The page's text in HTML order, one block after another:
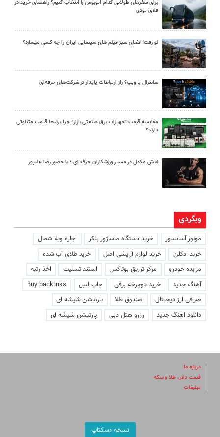
برای سفرهای طولانی کدام اتوبوس را انتخاب کنیم؟ راهنمای خرید در
فلای تودی
لو رفت! فضای سبز فیلم های سینمایی ایران را چه کسی میسازد؟
سانترال یا ویپ؟ راز ارتباطات پایدار در شرکت‌های حرفه‌ای
مقایسه قیمت تجهیزات برق صنعتی بازار؛ چرا برندها قیمت متفاوتی
دارند؟
نقش مکمل در مسیر ورزشکاران حرفه ای ؛ با حضور رضا علیپور
وبگردی
موتور آسانسور خرید دستگاه ماساژور بلکر
اجاره ویلا شمال
خرید ادکلن
خرید لوازم آرایشی اصل
خرید طلای آب شده
مزایده خودرو
مرکز تزریق بوتاکس استند تسلیت
اخذ رتبه
آهنگ جدید
خرید دوچرخه برقی چاپ لیبل
Buy backlinks
صرافی ارز دیجیتال
صندوق طلا
پارتیشن شیشه ای
دانلود اهنگ جدید
رزرو هتل دبی پارتیشن شیشه ای
درباره ما
قیمت دلار، طلا و سکه
تبلیغات
نسخه دسکتاپ